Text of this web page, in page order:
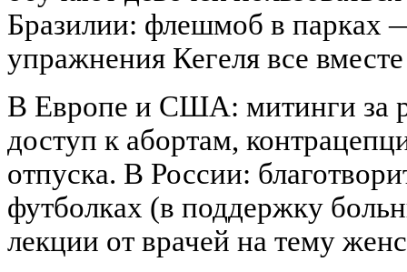
Бразилии: флешмоб в
упражнения Кегеля все
В Европе и США: митинги за
доступ к абортам,
отпуска. В России:
футболках (в поддержку
лекции от врачей на тему